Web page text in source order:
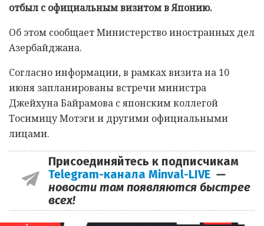
отбыл с официальным визитом в Японию.
Об этом сообщает Министерство иностранных дел
Азербайджана.
Согласно информации, в рамках визита на 10
июня запланированы встречи министра
Джейхуна Байрамова с японским коллегой
Тосимицу Мотэги и другими официальными
лицами.
Присоединяйтесь к подписчикам
Telegram-канала Minval-LIVE —
новости там появляются быстрее
всех!